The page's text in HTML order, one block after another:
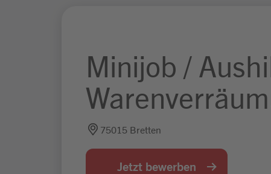
Minijob /
75015 Bretten
Jetzt bewerben